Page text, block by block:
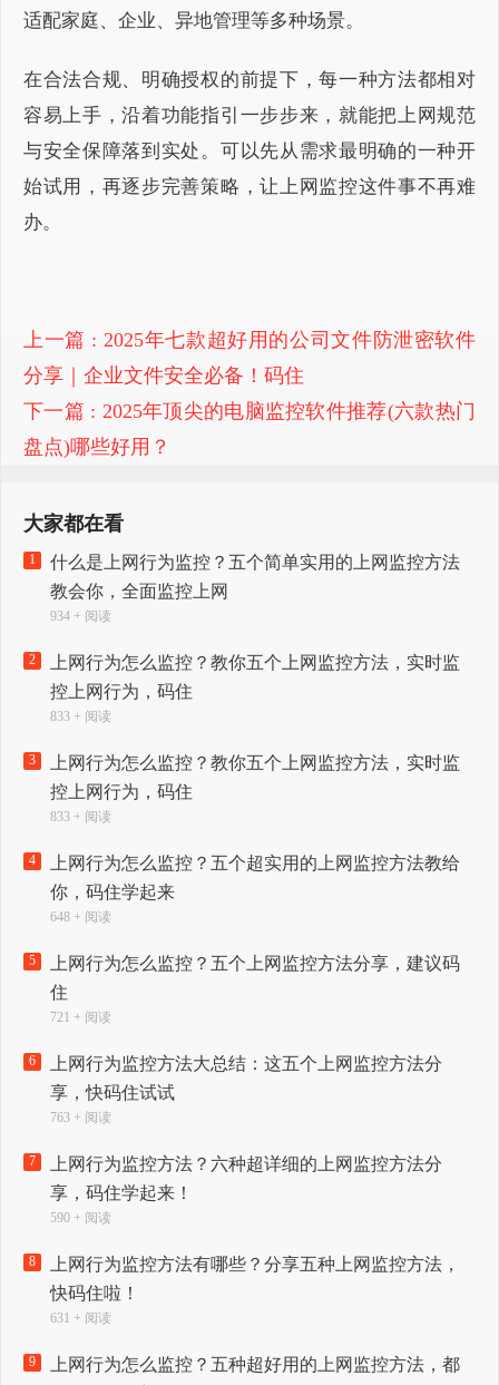
适配家庭、企业、异地管理等多种场景。
在合法合规、明确授权的前提下，每一种方法都相对
容易上手，沿着功能指引一步步来，就能把上网规范
与安全保障落到实处。可以先从需求最明确的一种开
始试用，再逐步完善策略，让上网监控这件事不再难
办。
上一篇 : 2025年七款超好用的公司文件防泄密软件
分享｜企业文件安全必备！码住
下一篇 : 2025年顶尖的电脑监控软件推荐(六款热门
盘点)哪些好用？
大家都在看
1
什么是上网行为监控？五个简单实用的上网监控方法
教会你，全面监控上网
934 + 阅读
2
上网行为怎么监控？教你五个上网监控方法，实时监
控上网行为，码住
833 + 阅读
3
上网行为怎么监控？教你五个上网监控方法，实时监
控上网行为，码住
833 + 阅读
4
上网行为怎么监控？五个超实用的上网监控方法教给
你，码住学起来
648 + 阅读
5
上网行为怎么监控？五个上网监控方法分享，建议码
住
721 + 阅读
6
上网行为监控方法大总结：这五个上网监控方法分
享，快码住试试
763 + 阅读
7
上网行为监控方法？六种超详细的上网监控方法分
享，码住学起来！
590 + 阅读
8
上网行为监控方法有哪些？分享五种上网监控方法，
快码住啦！
631 + 阅读
9
上网行为怎么监控？五种超好用的上网监控方法，都